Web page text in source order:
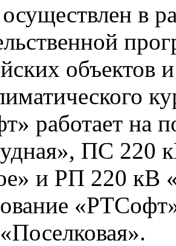
в
объектов
работает на
ПС 220
и РП 220 кВ